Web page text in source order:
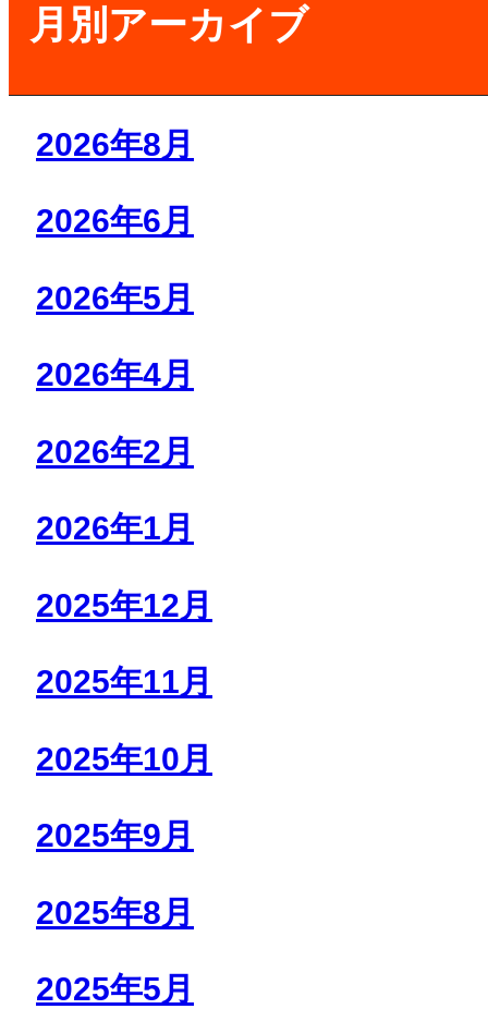
月別アーカイブ
2026年8月
2026年6月
2026年5月
2026年4月
2026年2月
2026年1月
2025年12月
2025年11月
2025年10月
2025年9月
2025年8月
2025年5月